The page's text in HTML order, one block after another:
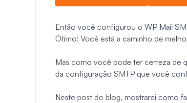
Então você configurou o WP Mail
Ótimo! Você está a caminho de
Mas como você pode ter certeza de
da configuração SMTP que você
Neste post do blog, mostrarei como